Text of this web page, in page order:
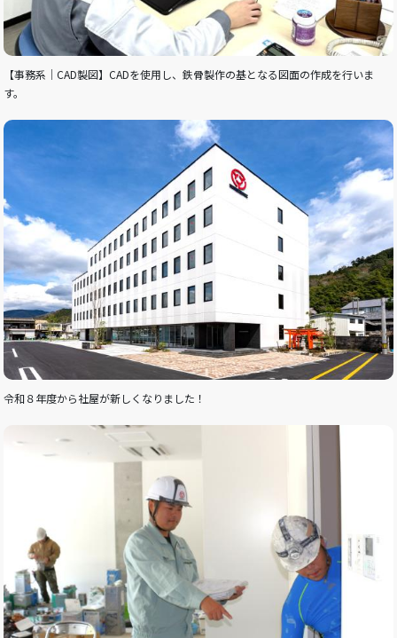
【事務系｜CAD製図】CADを使用し、鉄骨製作の基となる図面の作成を行いま
す。
令和８年度から社屋が新しくなりました！